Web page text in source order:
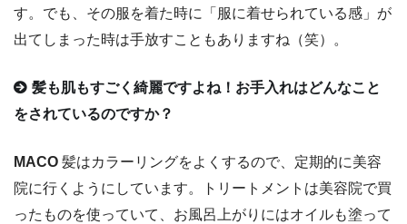
す。でも、その服を着た時に「服に着せられている感」が
出てしまった時は手放すこともありますね（笑）。
髪も肌もすごく綺麗ですよね！お手入れはどんなこと
をされているのですか？
MACO 髪はカラーリングをよくするので、定期的に美容
院に行くようにしています。トリートメントは美容院で買
ったものを使っていて、お風呂上がりにはオイルも塗って